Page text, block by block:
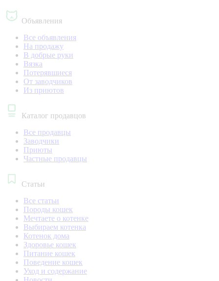
Объявления
Все объявления
На продажу
В добрые руки
Вязка
Потерявшиеся
От заводчиков
Из приютов
Каталог продавцов
Все продавцы
Заводчики
Приюты
Частные продавцы
Статьи
Все статьи
Породы кошек
Мечтаете о котенке
Выбираем котенка
Котенок дома
Здоровье кошек
Питание кошек
Поведение кошек
Уход и содержание